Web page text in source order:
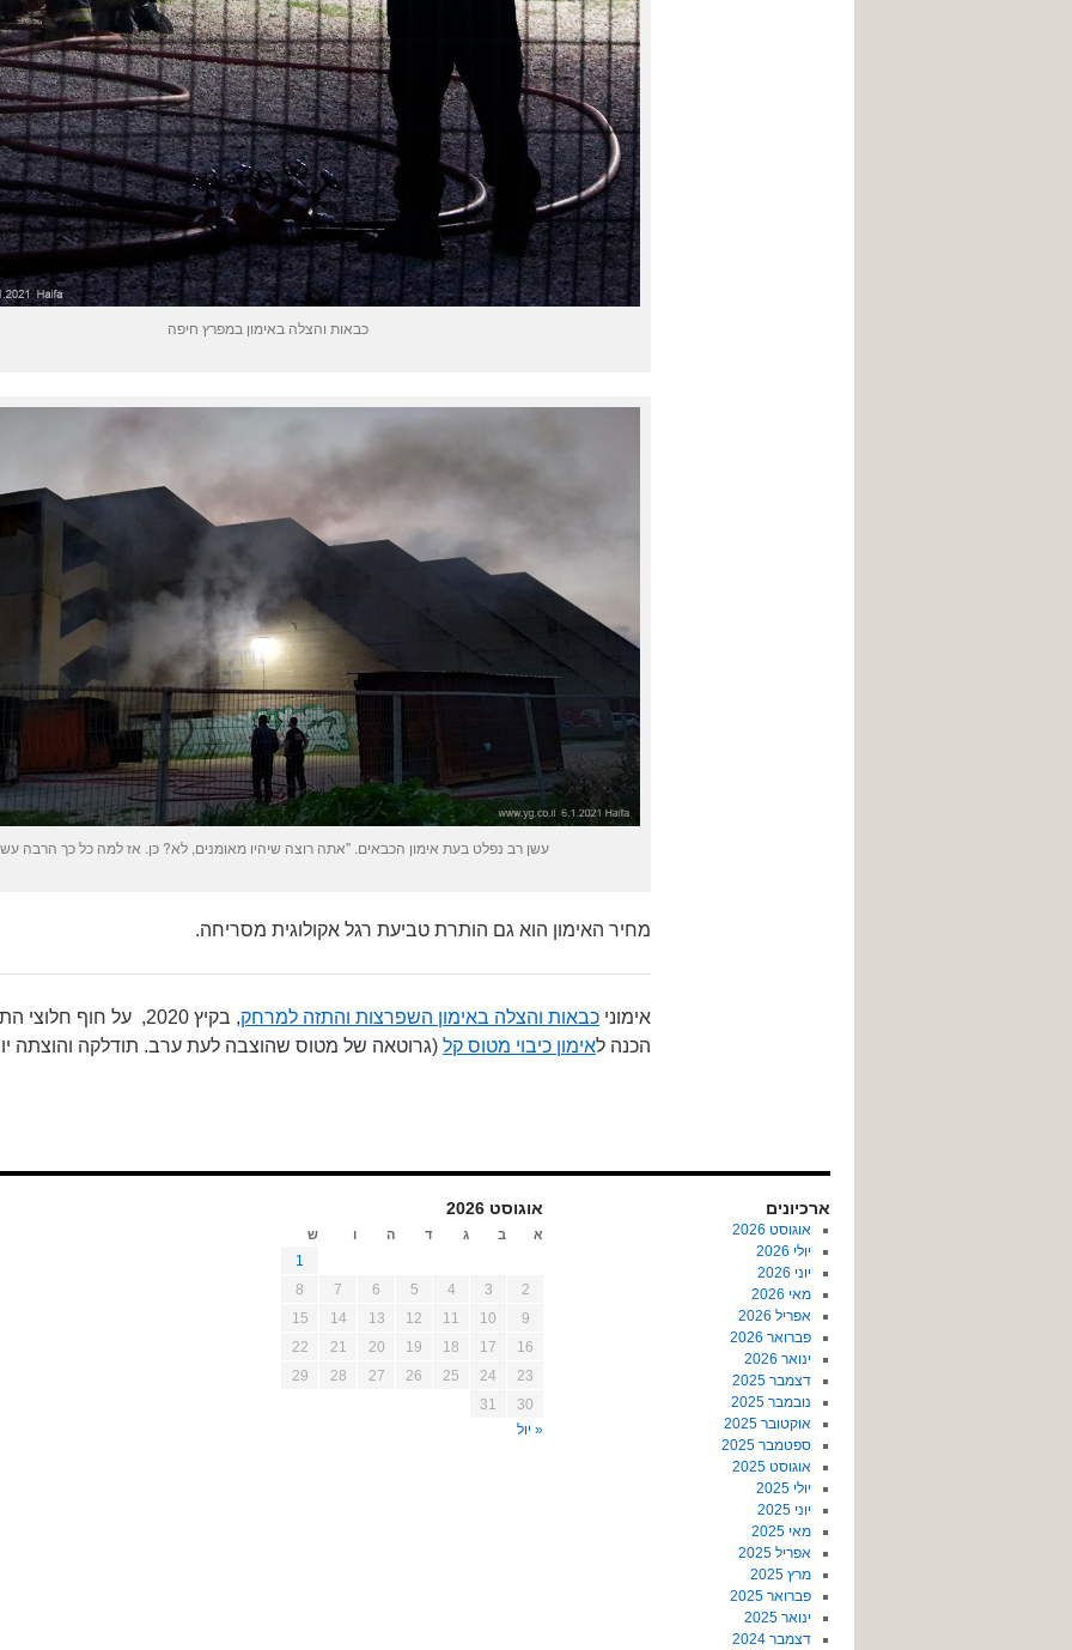
כבאות והצלה באימון במפרץ חיפה
עשן רב נפלט בעת אימון הכבאים. "אתה רוצה שיהיו מאומנים, לא? כן. אז למה כל כך הרבה
מחיר האימון הוא גם הותרת טביעת רגל אקולוגית מסריחה.
אימוני כבאות והצלה באימון השפרצות והתזה למרחק, בקיץ 2020, על חוף חלוצי התעשייה
הכנה לאימון כיבוי מטוס קל (גרוטאה של מטוס שהוצבה לעת ערב. תודלקה והוצתה
ארכיונים
אוגוסט 2026
יולי 2026
יוני 2026
מאי 2026
אפריל 2026
פברואר 2026
ינואר 2026
דצמבר 2025
נובמבר 2025
אוקטובר 2025
ספטמבר 2025
אוגוסט 2025
יולי 2025
יוני 2025
מאי 2025
אפריל 2025
מרץ 2025
פברואר 2025
ינואר 2025
דצמבר 2024
אוגוסט 2026
א ב ג ד ה ו ש
1
2
3
4
5
6
7
8
9
10
11
12
13
14
15
16
17
18
19
20
21
22
23
24
25
26
27
28
29
30
31
« יול